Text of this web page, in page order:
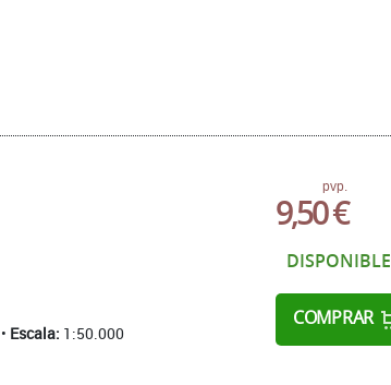
Escala: 1:50.000
pvp.
9,50 €
DISPONIBLE
COMPRAR